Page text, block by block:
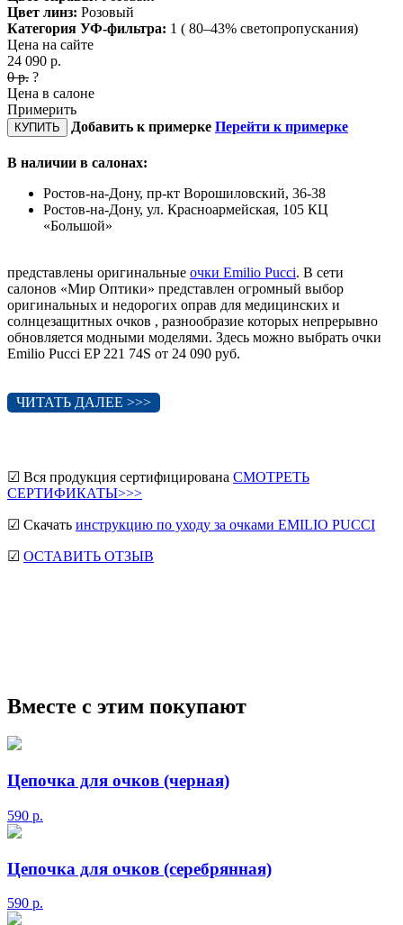
Цвет линз: Розовый
Категория УФ-фильтра: 1 ( 80–43% светопропускания)
Цена на сайте
24 090 р.
0р. ?
Цена в салоне
Примерить
КУПИТЬ Добавить к примерке Перейти к примерке
В наличии в салонах:
Ростов-на-Дону, пр-кт Ворошиловский, 36-38
Ростов-на-Дону, ул. Красноармейская, 105 КЦ
«Большой»
представлены оригинальные очки Emilio Pucci. В сети
салонов «Мир Оптики» представлен огромный выбор
оригинальных и недорогих оправ для медицинских и
солнцезащитных очков , разнообразие которых непрерывно
обновляется модными моделями. Здесь можно выбрать очки
Emilio Pucci EP 221 74S от 24 090 руб.
ЧИТАТЬ ДАЛЕЕ >>>
☑ Вся продукция сертифицирована СМОТРЕТЬ
СЕРТИФИКАТЫ>>>
☑ Скачать инструкцию по уходу за очками EMILIO PUCCI
☑ ОСТАВИТЬ ОТЗЫВ
Вместе с этим покупают
Цепочка для очков (черная)
590 р.
Цепочка для очков (серебрянная)
590 р.